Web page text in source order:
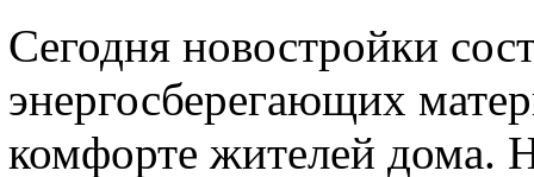
Сегодня новостройки
энергосберегающих
комфорте жителей дома.